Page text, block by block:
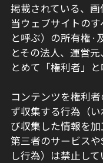
掲載されている、
当ウェブサイトのす
と呼ぶ）の所有権·
とその法人、運営
とめて「権利者」と
コンテンツを権利
ず収集する行為（
び収集した情報を
第三者のサービス
し行為）は禁止して